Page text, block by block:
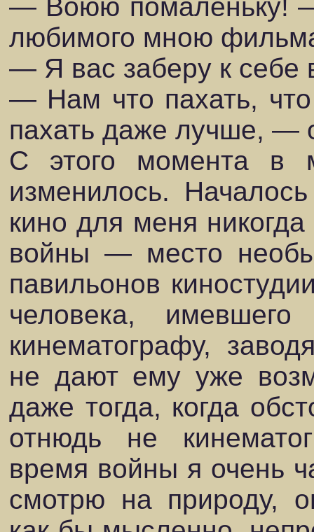
— Воюю помаленьку! —
любимого мною
— Я вас заберу к себе
— Нам что пахать,
пахать даже лучше, —
С этого момента в
изменилось.
кино для меня
войны — место
павильонов
человека,
кинематографу,
не дают ему уже
даже тогда, когда
отнюдь не
время войны я очень
смотрю на природу,